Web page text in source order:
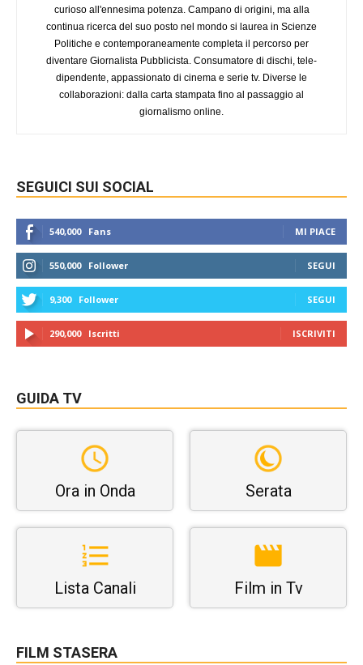
curioso all'ennesima potenza. Campano di origini, ma alla
continua ricerca del suo posto nel mondo si laurea in Scienze
Politiche e contemporaneamente completa il percorso per
diventare Giornalista Pubblicista. Consumatore di dischi, tele-
dipendente, appassionato di cinema e serie tv. Diverse le
collaborazioni: dalla carta stampata fino al passaggio al
giornalismo online.
SEGUICI SUI SOCIAL
540,000 Fans MI PIACE
550,000 Follower SEGUI
9,300 Follower SEGUI
290,000 Iscritti ISCRIVITI
GUIDA TV
Ora in Onda Serata
Lista Canali Film in Tv
FILM STASERA